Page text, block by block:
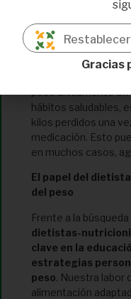
sin control puede
esenciales debido a
alimentos.
Otro aspecto a
peso únicamente en
hábitos saludables,
kilos perdidos una
medicación. Esto
en muchos casos,
El papel del
del peso
Frente a la
dietistas-
clave en la
estrategias
peso. Nuestra labor
alimentación
Gracias